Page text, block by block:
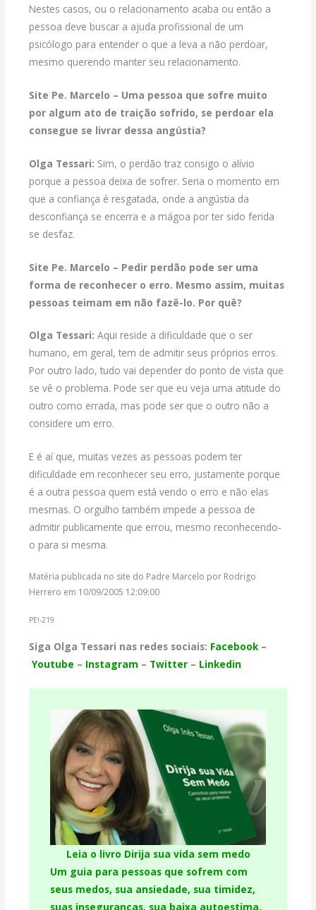
Nestes casos, ou o relacionamento acaba ou então a
pessoa deve buscar a ajuda profissional de um
psicólogo para entender o que a leva a não perdoar,
mesmo querendo manter seu relacionamento.
Site Pe. Marcelo – Uma pessoa que sofre muito
por algum ato de traição sofrido, se perdoar ela
consegue se livrar dessa angústia?
Olga Tessari: Sim, o perdão traz consigo o alívio
porque a pessoa deixa de sofrer. Seria o momento em
que a confiança é resgatada, onde a angústia da
desconfiança se encerra e a mágoa por ter sido ferida
se desfaz.
Site Pe. Marcelo – Pedir perdão pode ser uma
forma de reconhecer o erro. Mesmo assim, muitas
pessoas teimam em não fazê-lo. Por quê?
Olga Tessari:Aqui reside a dificuldade que o ser
humano, em geral, tem de admitir seus próprios erros.
Por outro lado, tudo vai depender do ponto de vista que
se vê o problema. Pode ser que eu veja uma atitude do
outro como errada, mas pode ser que o outro não a
considere um erro.
E é aí que, muitas vezes as pessoas podem ter
dificuldade em reconhecer seu erro, justamente porque
é a outra pessoa quem está vendo o erro e não elas
mesmas. O orgulho também impede a pessoa de
admitir publicamente que errou, mesmo reconhecendo-
o para si mesma.
Matéria publicada no site do Padre Marcelo por Rodrigo
Herrero em 10/09/2005 12:09:00
PE!-219
Siga Olga Tessari nas redes sociais: Facebook–
Youtube – Instagram – Twitter – Linkedin
Leia o livro Dirija sua vida sem medo
Um guia para pessoas que sofrem com
seus medos, sua ansiedade, sua timidez,
suas inseguranças, sua baixa autoestima,